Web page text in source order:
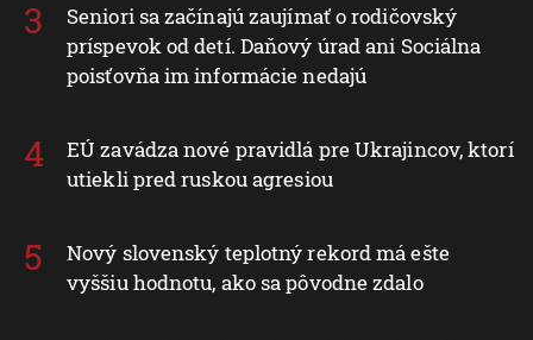
Seniori sa začínajú zaujímať o rodičovský
príspevok od detí. Daňový úrad ani Sociálna
poisťovňa im informácie nedajú
EÚ zavádza nové pravidlá pre Ukrajincov, ktorí
utiekli pred ruskou agresiou
Nový slovenský teplotný rekord má ešte
vyššiu hodnotu, ako sa pôvodne zdalo